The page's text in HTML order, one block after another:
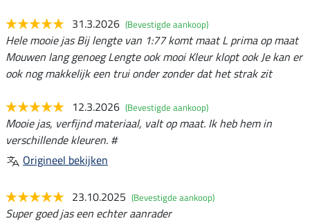
31.3.2026 (Bevestigde aankoop)
Hele mooie jas Bij lengte van 1:77 komt maat L prima op maat
Mouwen lang genoeg Lengte ook mooi Kleur klopt ook Je kan er
ook nog makkelijk een trui onder zonder dat het strak zit
12.3.2026 (Bevestigde aankoop)
Mooie jas, verfijnd materiaal, valt op maat. Ik heb hem in
verschillende kleuren. #
Origineel bekijken
23.10.2025 (Bevestigde aankoop)
Super goed jas een echter aanrader